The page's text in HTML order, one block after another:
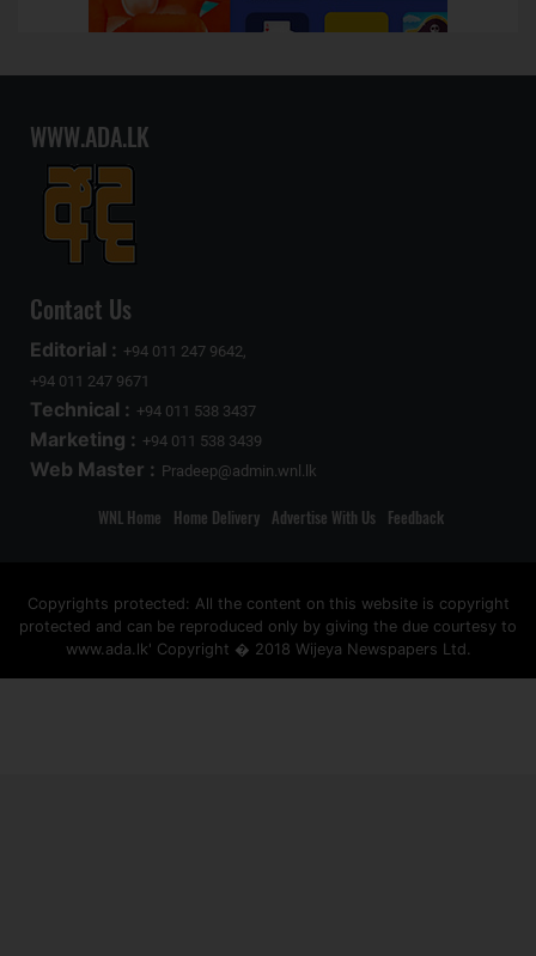
WWW.ADA.LK
Contact Us
Editorial : +94 011 247 9642,
+94 011 247 9671
Technical : +94 011 538 3437
Marketing : +94 011 538 3439
Web Master : Pradeep@admin.wnl.lk
WNL Home Home Delivery Advertise With Us Feedback
Copyrights protected: All the content on this website is copyright
protected and can be reproduced only by giving the due courtesy to
www.ada.lk' Copyright � 2018 Wijeya Newspapers Ltd.